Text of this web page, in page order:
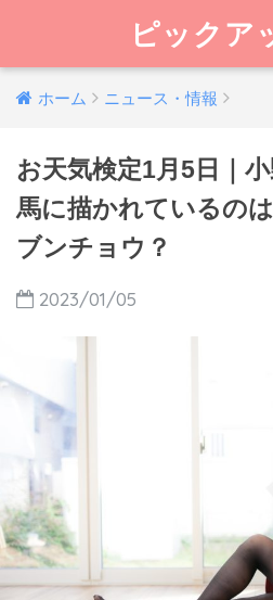
ピックア
ホーム ニュース・情報
お天気検定1月5日｜
馬に描かれているの
ブンチョウ？
2023/01/05